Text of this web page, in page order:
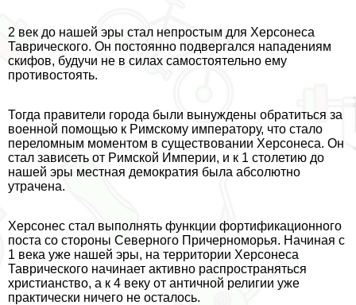
2 век до нашей эры стал непростым для Херсонеса
Таврического. Он постоянно подвергался нападениям
скифов, будучи не в силах самостоятельно ему
противостоять.
Тогда правители города были вынуждены обратиться за
военной помощью к Римскому императору, что стало
переломным моментом в существовании Херсонеса. Он
стал зависеть от Римской Империи, и к 1 столетию до
нашей эры местная демократия была абсолютно
утрачена.
Херсонес стал выполнять функции фортификационного
поста со стороны Северного Причерноморья. Начиная с
1 века уже нашей эры, на территории Херсонеса
Таврического начинает активно распространяться
христианство, а к 4 веку от античной религии уже
пpaктически ничего не осталось.